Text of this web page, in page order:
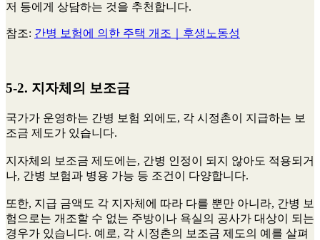
저 등에게 상담하는 것을 추천합니다.
참조: 간병 보험에 의한 주택 개조｜후생노동성
5-2. 지자체의 보조금
국가가 운영하는 간병 보험 외에도, 각 시정촌이 지급하는 보
조금 제도가 있습니다.
지자체의 보조금 제도에는, 간병 인정이 되지 않아도 적용되거
나, 간병 보험과 병용 가능 등 조건이 다양합니다.
또한, 지급 금액도 각 지자체에 따라 다를 뿐만 아니라, 간병 보
험으로는 개조할 수 없는 주방이나 욕실의 공사가 대상이 되는
경우가 있습니다. 예로, 각 시정촌의 보조금 제도의 예를 살펴